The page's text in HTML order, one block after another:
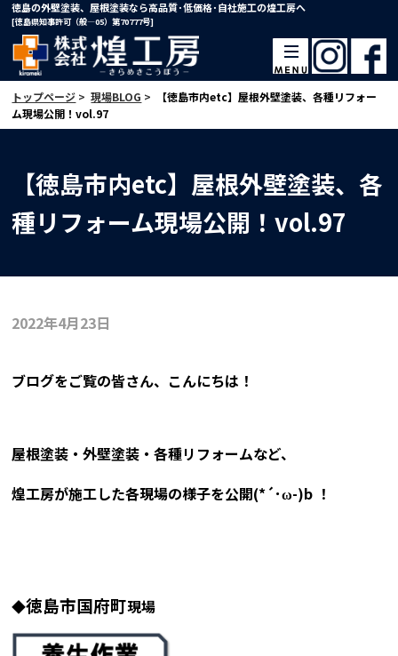
徳島の外壁塗装、屋根塗装なら高品質･低価格･自社施工の煌工房へ
[徳島県知事許可（般―05）第70777号]
トップページ > 現場BLOG >
【徳島市内etc】屋根外壁塗装、各種リフォー
ム現場公開！vol.97
【徳島市内etc】屋根外壁塗装、各
種リフォーム現場公開！vol.97
2022年4月23日
ブログをご覧の皆さん、こんにちは！
屋根塗装・外壁塗装・各種リフォームなど、
煌工房が施工した各現場の様子を公開(*´･ω-)b ！
◆徳島市国府町現場